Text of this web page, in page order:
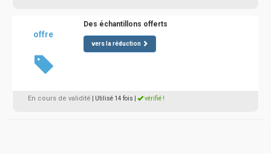
offre
Des échantillons offerts
vers la réduction
En cours de validité | Utilisé 14 fois vérifié !